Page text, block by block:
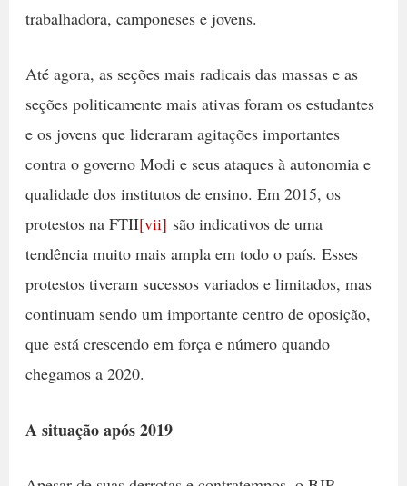
trabalhadora, camponeses e jovens.
Até agora, as seções mais radicais das massas e as
seções politicamente mais ativas foram os estudantes
e os jovens que lideraram agitações importantes
contra o governo Modi e seus ataques à autonomia e
qualidade dos institutos de ensino. Em 2015, os
protestos na FTII[vii] são indicativos de uma
tendência muito mais ampla em todo o país. Esses
protestos tiveram sucessos variados e limitados, mas
continuam sendo um importante centro de oposição,
que está crescendo em força e número quando
chegamos a 2020.
A situação após 2019